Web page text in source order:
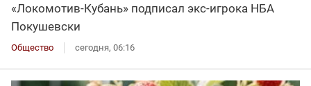
«Локомотив-Кубань» подписал экс-игрока НБА
Покушевски
Общество сегодня, 06:16